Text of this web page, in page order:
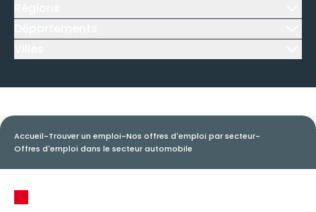
Accueil-Trouver un emploi-Nos offres d'emploi par secteur-
Offres d'emploi dans le secteur automobile